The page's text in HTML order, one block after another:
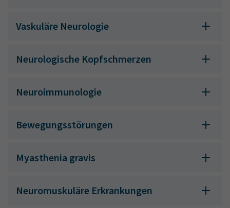
Vaskuläre Neurologie
Neurologische Kopfschmerzen
Neuroimmunologie
Bewegungsstörungen
Myasthenia gravis
Neuromuskuläre Erkrankungen